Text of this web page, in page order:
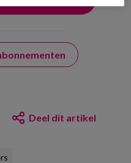
Deel dit artikel